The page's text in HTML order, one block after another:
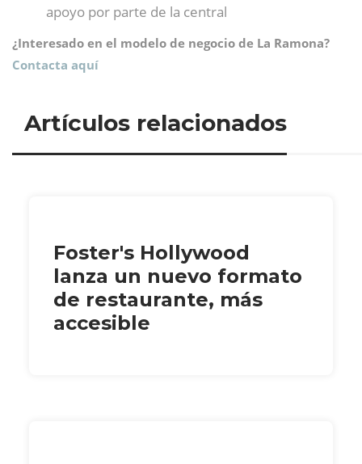
apoyo por parte de la central
¿Interesado en el modelo de negocio de La Ramona?
Contacta aquí
Artículos relacionados
Foster's Hollywood
lanza un nuevo formato
de restaurante, más
accesible